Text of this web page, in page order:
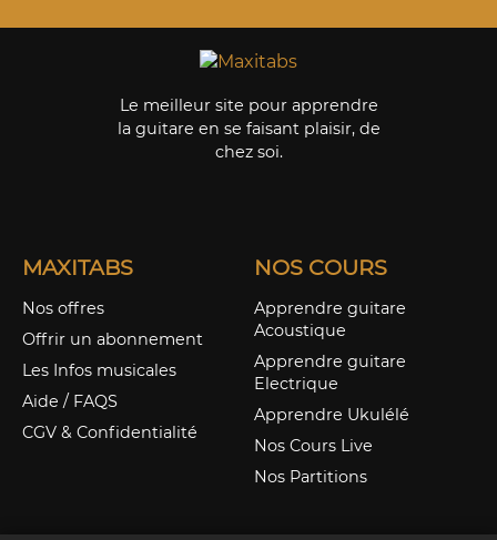
Le meilleur site pour apprendre
la guitare en se faisant plaisir, de
chez soi.
MAXITABS
Nos offres
Offrir un abonnement
Les Infos musicales
Aide / FAQS
CGV & Confidentialité
NOS COURS
Apprendre guitare
Acoustique
Apprendre guitare
Electrique
Apprendre Ukulélé
Nos Cours Live
Nos Partitions